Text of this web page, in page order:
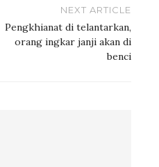
NEXT ARTICLE
Pengkhianat di telantarkan,
orang ingkar janji akan di
benci